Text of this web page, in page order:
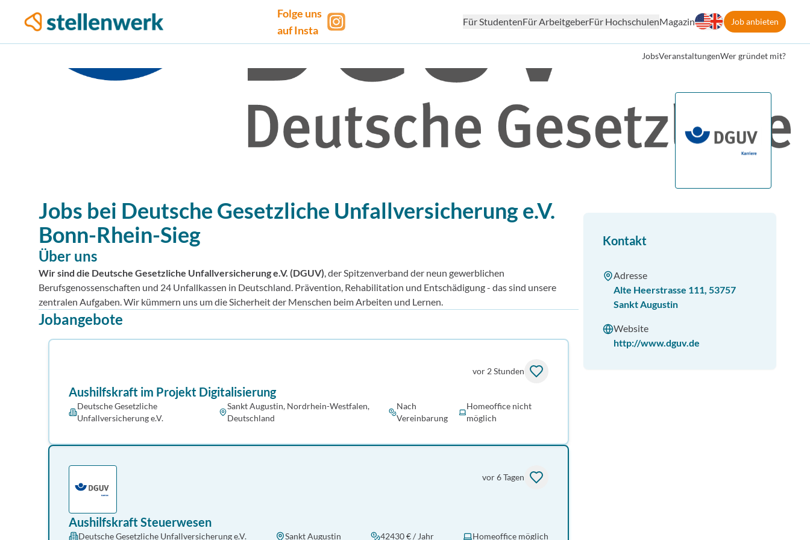
Folge uns
auf Insta
Für StudentenFür ArbeitgeberFür HochschulenMagazin Job anbieten
JobsVeranstaltungenWer gründet mit?
Jobs bei Deutsche Gesetzliche Unfallversicherung e.V.
Bonn-Rhein-Sieg
Über uns
Wir sind die Deutsche Gesetzliche Unfallversicherung e.V. (DGUV), der Spitzenverband der neun gewerblichen
Berufsgenossenschaften und 24 Unfallkassen in Deutschland. Prävention, Rehabilitation und Entschädigung - das sind unsere
zentralen Aufgaben. Wir kümmern uns um die Sicherheit der Menschen beim Arbeiten und Lernen.
Jobangebote
vor 2 Stunden
Aushilfskraft im Projekt Digitalisierung
Deutsche Gesetzliche
Unfallversicherung e.V.
Sankt Augustin, Nordrhein-Westfalen,
Deutschland
Nach
Vereinbarung
Homeoffice nicht
möglich
vor 6 Tagen
Aushilfskraft Steuerwesen
Deutsche Gesetzliche Unfallversicherung e.V. Sankt Augustin 42430 € / Jahr Homeoffice möglich
Kontakt
Adresse
Alte Heerstrasse 111, 53757
Sankt Augustin
Website
http://www.dguv.de